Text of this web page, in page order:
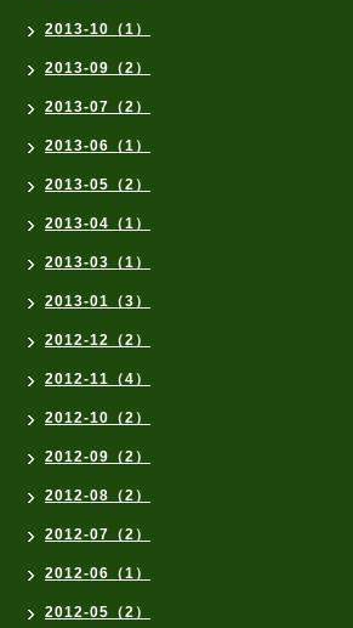
2013-10（1）
2013-09（2）
2013-07（2）
2013-06（1）
2013-05（2）
2013-04（1）
2013-03（1）
2013-01（3）
2012-12（2）
2012-11（4）
2012-10（2）
2012-09（2）
2012-08（2）
2012-07（2）
2012-06（1）
2012-05（2）